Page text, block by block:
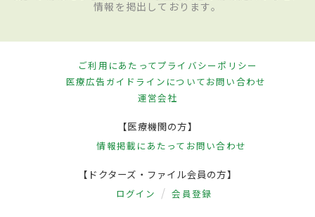
情報を掲出しております。
ご利用にあたってプライバシーポリシー
医療広告ガイドラインについてお問い合わせ
運営会社
【医療機関の方】
情報掲載にあたって お問い合わせ
【ドクターズ・ファイル会員の方】
ログイン 会員登録